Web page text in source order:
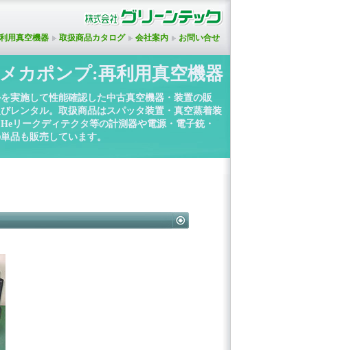
用真空機器 取扱商品カタログ 会社案内 お問い合せ
メカポンプ:再利用真空機器
実施して性能確認した中古真空機器・装置の販
レンタル。取扱商品はスパッタ装置・真空蒸着装
リークディテクタ等の計測器や電源・電子銃・
品も販売しています。